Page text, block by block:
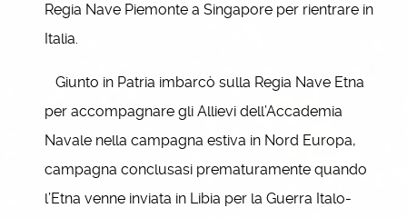
Regia Nave Piemonte a Singapore per rientrare in
Italia.
Giunto in Patria imbarcò sulla Regia Nave Etna
per accompagnare gli Allievi dell’Accademia
Navale nella campagna estiva in Nord Europa,
campagna conclusasi prematuramente quando
l’Etna venne inviata in Libia per la Guerra Italo-